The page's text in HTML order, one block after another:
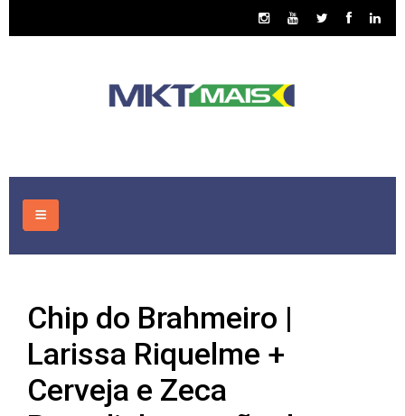
CONSULTORIA
ASSUNTOS
PUBLICAÇÕES
Chip do Brahmeiro |
Larissa Riquelme +
Cerveja e Zeca